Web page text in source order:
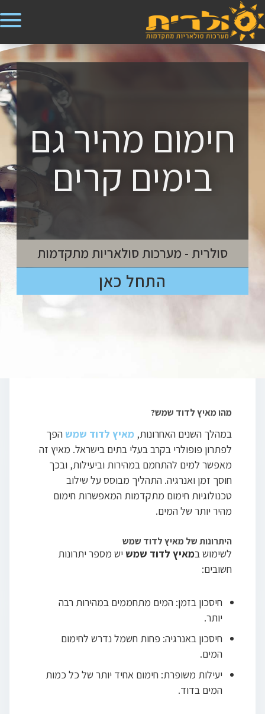
חימום מהיר גם
בימים קרים
התחל כאן
סולרית - מערכות סולאריות מתקדמות
מהו מאיץ לדוד שמש?
במהלך השנים האחרונות, מאיץ לדוד שמש הפך
לפתרון פופולרי בקרב בעלי בתים בישראל. מאיץ זה
מאפשר למים להתחמם במהירות וביעילות, ובכך
חוסך זמן ואנרגיה. התהליך מבוסס על שילוב
טכנולוגיות חימום מתקדמות המאפשרות חימום
מהיר יותר של המים.
היתרונות של מאיץ לדוד שמש
לשימוש במאיץ לדוד שמש יש מספר יתרונות
חשובים:
חיסכון בזמן: המים מתחממים במהירות רבה
יותר.
חיסכון באנרגיה: פחות חשמל נדרש לחימום
המים.
יעילות משופרת: חימום אחיד יותר של כל כמות
המים בדוד.